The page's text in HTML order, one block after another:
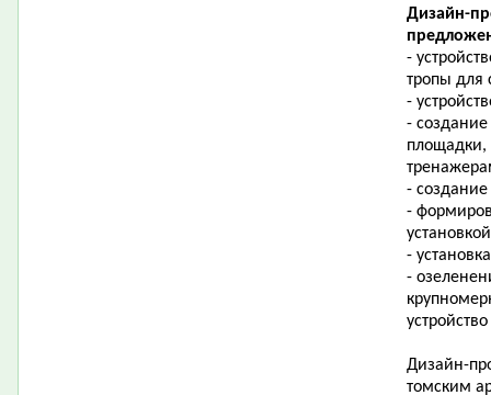
Дизайн-
-
тропы для
-
-
площадки,
-
-
-
-
Дизайн-
томским